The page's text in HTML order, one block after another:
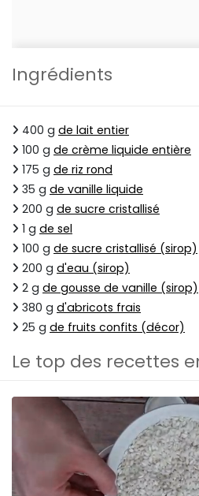
Ingrédients
400 g de lait entier
100 g de crème liquide entière
175 g de riz rond
35 g de vanille liquide
200 g de sucre cristallisé
1 g de sel
100 g de sucre cristallisé (sirop)
200 g d'eau (sirop)
2 g de gousse de vanille (sirop)
380 g d'abricots frais
25 g de fruits confits (décor)
Le top des recettes